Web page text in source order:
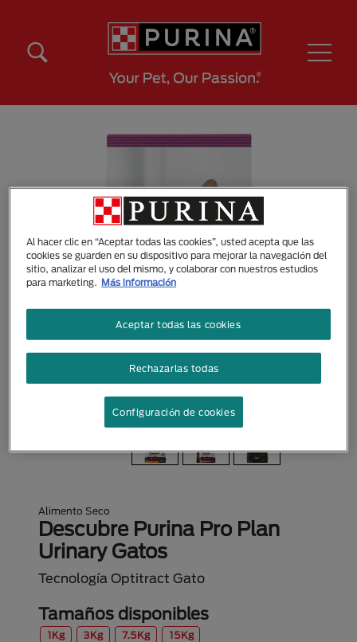
Alimento Seco
Descubre Purina Pro Plan
Urinary Gatos
Tecnología Optitract Gato
Tamaños disponibles
1Kg 3Kg 7.5Kg 15Kg
Al hacer clic en “Aceptar todas las cookies”, usted acepta que las
cookies se guarden en su dispositivo para mejorar la navegación del
sitio, analizar el uso del mismo, y colaborar con nuestros estudios
para marketing.
Más información
Rechazarlas todas
Aceptar todas las cookies
Configuración de cookies